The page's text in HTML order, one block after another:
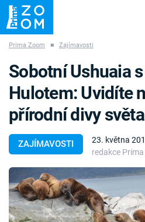
ZÁHADY VETŘELCI DÁVNOVĚKU
Témata
Témata
Pořady
Prima Zoom ■ Zajímavosti
ZAJÍMAVOSTI
23. května
redakce
Sobotní Ushuaia
Hulotem: Uvidíte
přírodní divy